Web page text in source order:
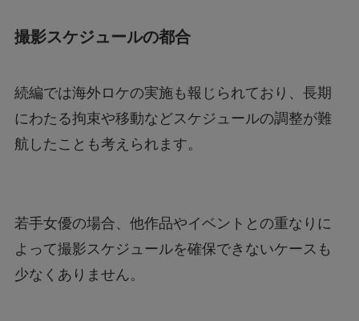
撮影スケジュールの都合
続編では海外ロケの実施も報じられており、長期
にわたる拘束や移動などスケジュールの調整が難
航したことも考えられます。
若手女優の場合、他作品やイベントとの重なりに
よって撮影スケジュールを確保できないケースも
少なくありません。